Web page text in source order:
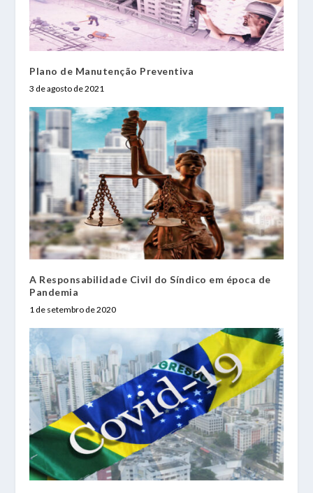
Plano de Manutenção Preventiva
3 de agosto de 2021
A Responsabilidade Civil do Síndico em época de
Pandemia
1 de setembro de 2020